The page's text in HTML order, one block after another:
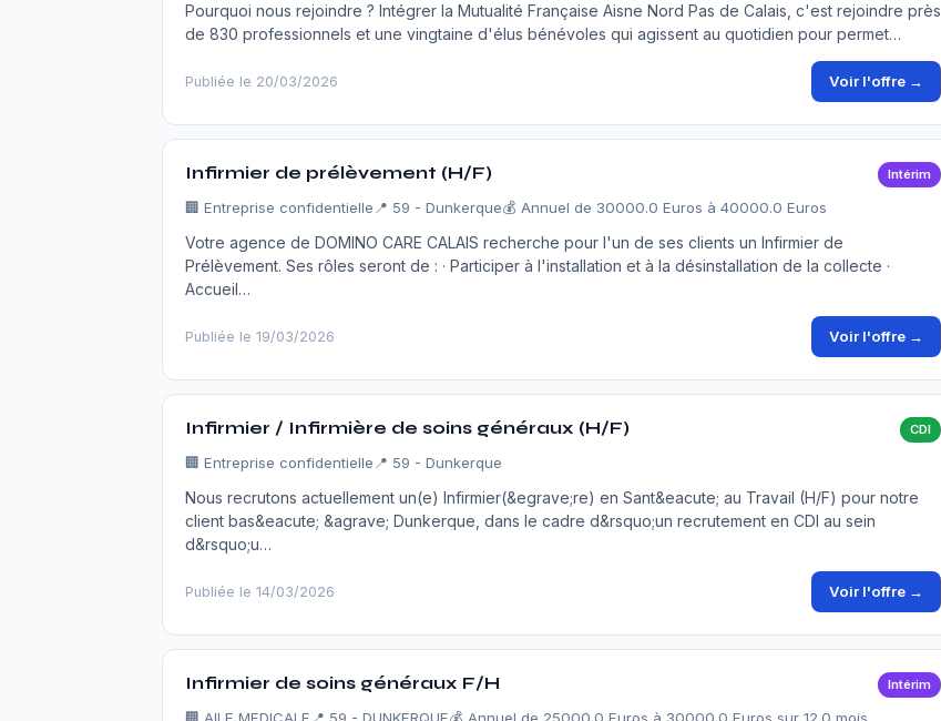
Pourquoi nous rejoindre ? Intégrer la Mutualité Française Aisne Nord Pas de Calais, c'est rejoindre près
de 830 professionnels et une vingtaine d'élus bénévoles qui agissent au quotidien pour permet…
Publiée le 20/03/2026 Voir l'offre →
Infirmier de prélèvement (H/F) Intérim
🏢 Entreprise confidentielle 📍 59 - Dunkerque💰 Annuel de 30000.0 Euros à 40000.0 Euros
Votre agence de DOMINO CARE CALAIS recherche pour l'un de ses clients un Infirmier de
Prélèvement. Ses rôles seront de : · Participer à l'installation et à la désinstallation de la collecte ·
Accueil…
Publiée le 19/03/2026 Voir l'offre →
Infirmier / Infirmière de soins généraux (H/F) CDI
🏢 Entreprise confidentielle 📍 59 - Dunkerque
Nous recrutons actuellement un(e) Infirmier(&egrave;re) en Sant&eacute; au Travail (H/F) pour notre
client bas&eacute; &agrave; Dunkerque, dans le cadre d&rsquo;un recrutement en CDI au sein
d&rsquo;u…
Publiée le 14/03/2026 Voir l'offre →
Infirmier de soins généraux F/H Intérim